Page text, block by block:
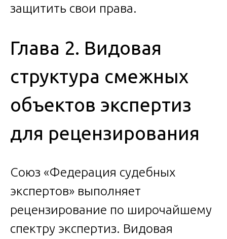
защитить свои права.
Глава 2. Видовая
структура смежных
объектов экспертиз
для рецензирования
Союз «Федерация судебных
экспертов» выполняет
рецензирование по широчайшему
спектру экспертиз. Видовая